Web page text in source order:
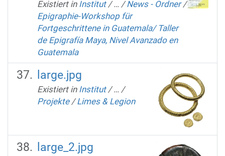
Existiert in Institut /… /News - Ordner /
Epigraphie-Workshop für
Fortgeschrittene in Guatemala/ Taller
de Epigrafía Maya, Nivel Avanzado en
Guatemala
large.jpg
Existiert in Institut /… /
Projekte /Limes & Legion
large_2.jpg